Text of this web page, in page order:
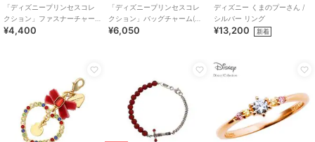
「ディズニープリンセスコレ
クション」ファスナーチャー
ム(ベル)
¥4,400
「ディズニープリンセスコレ
クション」バッグチャーム(白
雪姫)
¥6,050
ディズニー くまのプーさん /
シルバー リング
¥13,200 新着